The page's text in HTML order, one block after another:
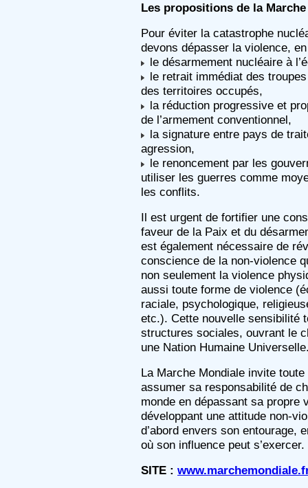
Les propositions de la
Pour éviter la catastrophe
devons dépasser la violence,
le désarmement nucléaire à
le retrait immédiat des
des territoires occupés,
la réduction progressive et
de l’armement conventionnel,
la signature entre pays de
agression,
le renoncement par les
utiliser les guerres comme
les conflits.
Il est urgent de fortifier une
faveur de la Paix et du
est également nécessaire de
conscience de la non-violence
non seulement la violence
aussi toute forme de violence
raciale, psychologique,
etc.). Cette nouvelle sensibilité
structures sociales, ouvrant le
une Nation Humaine
La Marche Mondiale invite toute
assumer sa responsabilité de
monde en dépassant sa propre
développant une attitude non-
d’abord envers son entourage,
où son influence peut s’exercer.
SITE :